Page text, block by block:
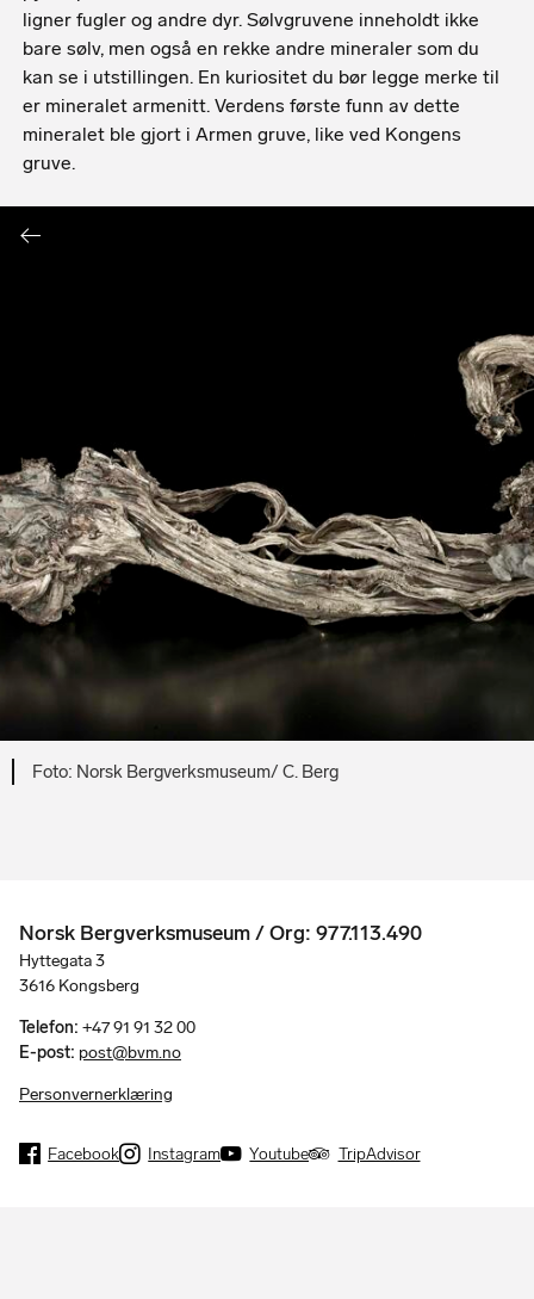
ligner fugler og andre dyr. Sølvgruvene inneholdt ikke
bare sølv, men også en rekke andre mineraler som du
kan se i utstillingen. En kuriositet du bør legge merke til
er mineralet armenitt. Verdens første funn av dette
mineralet ble gjort i Armen gruve, like ved Kongens
gruve.
Norsk Bergverksmuseum/ C. Berg
Norsk Bergverksmuseum / Org: 977.113.490
Hyttegata 3
3616 Kongsberg
Telefon: +47 91 91 32 00
E-post: post@bvm.no
Personvernerklæring
Facebook Instagram Youtube TripAdvisor